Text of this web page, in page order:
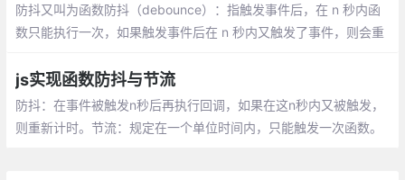
防抖又叫为函数防抖（debounce）：指触发事件后，在 n 秒内函
数只能执行一次，如果触发事件后在 n 秒内又触发了事件，则会重
croll，mousemove ,mousehover
js实现函数防抖与节流
防抖：在事件被触发n秒后再执行回调，如果在这n秒内又被触发，
则重新计时。节流：规定在一个单位时间内，只能触发一次函数。